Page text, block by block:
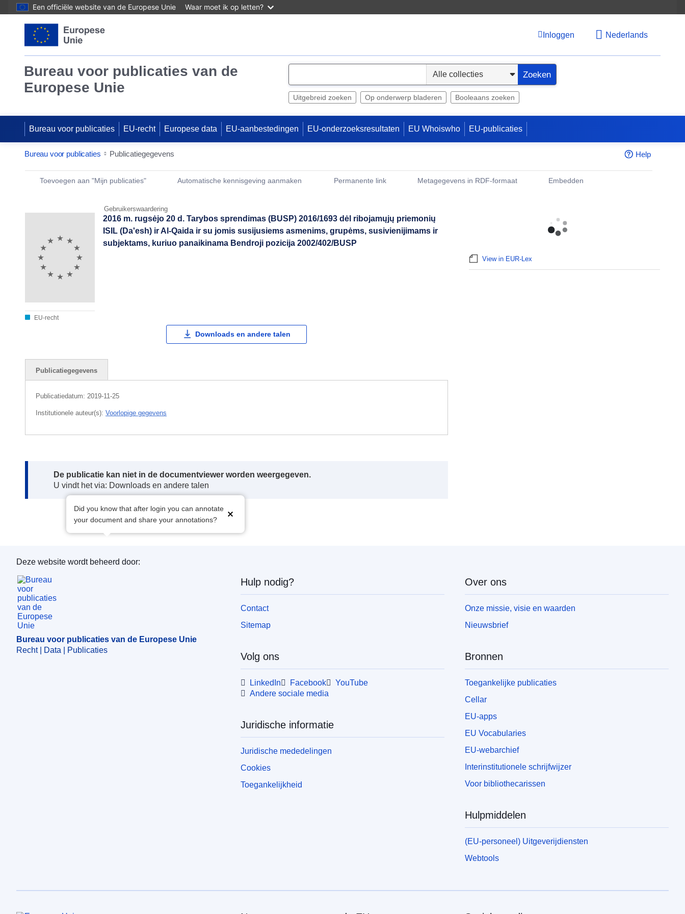
Een officiële website van de Europese Unie Waar moet ik op letten?
Inloggen Nederlands
Bureau voor publicaties van de
Europese Unie
e
Zoeken
Uitgebreid zoeken Op onderwerp bladeren Booleaans zoeken
Bureau voor publicaties EU-recht Europese data EU-aanbestedingen EU-onderzoeksresultaten EU Whoiswho EU-publicaties
Bureau voor publicaties Publicatiegegevens Help
Publication Detail Actions Portlet
Toevoegen aan "Mijn publicaties" Automatische kennisgeving aanmaken Permanente link
Metagegevens in RDF-formaat
Embedden
Gebruikerswaardering
EU-recht
2016 m. rugsėjo 20 d. Tarybos sprendimas (BUSP) 2016/1693 dėl ribojamųjų priemonių
ISIL (Da'esh) ir Al-Qaida ir su jomis susijusiems asmenims, grupėms, susivienijimams ir
subjektams, kuriuo panaikinama Bendroji pozicija 2002/402/BUSP
Downloads en andere talen
Publicatiegegevens
Publicatiedatum: 2019-11-25
Institutionele auteur(s): Voorlopige gegevens
Note:
De publicatie kan niet in de documentviewer worden weergegeven.
U vindt het via: Downloads en andere talen
Did you know that after login you can annotate
your document and share your annotations?
View in EUR-Lex
Bureau voor publicaties van de Europese Unie
Deze website wordt beheerd door:
Bureau voor publicaties van de Europese Unie
Recht | Data | Publicaties
Hulp nodig?
Contact
Sitemap
Volg ons
LinkedIn Facebook
YouTube
Andere sociale media
Juridische informatie
Juridische mededelingen
Cookies
Toegankelijkheid
Over ons
Onze missie, visie en waarden
Nieuwsbrief
Bronnen
Toegankelijke publicaties
Cellar
EU-apps
EU Vocabularies
EU-webarchief
Interinstitutionele schrijfwijzer
Voor bibliothecarissen
Hulpmiddelen
(EU-personeel) Uitgeverijdiensten
Webtools